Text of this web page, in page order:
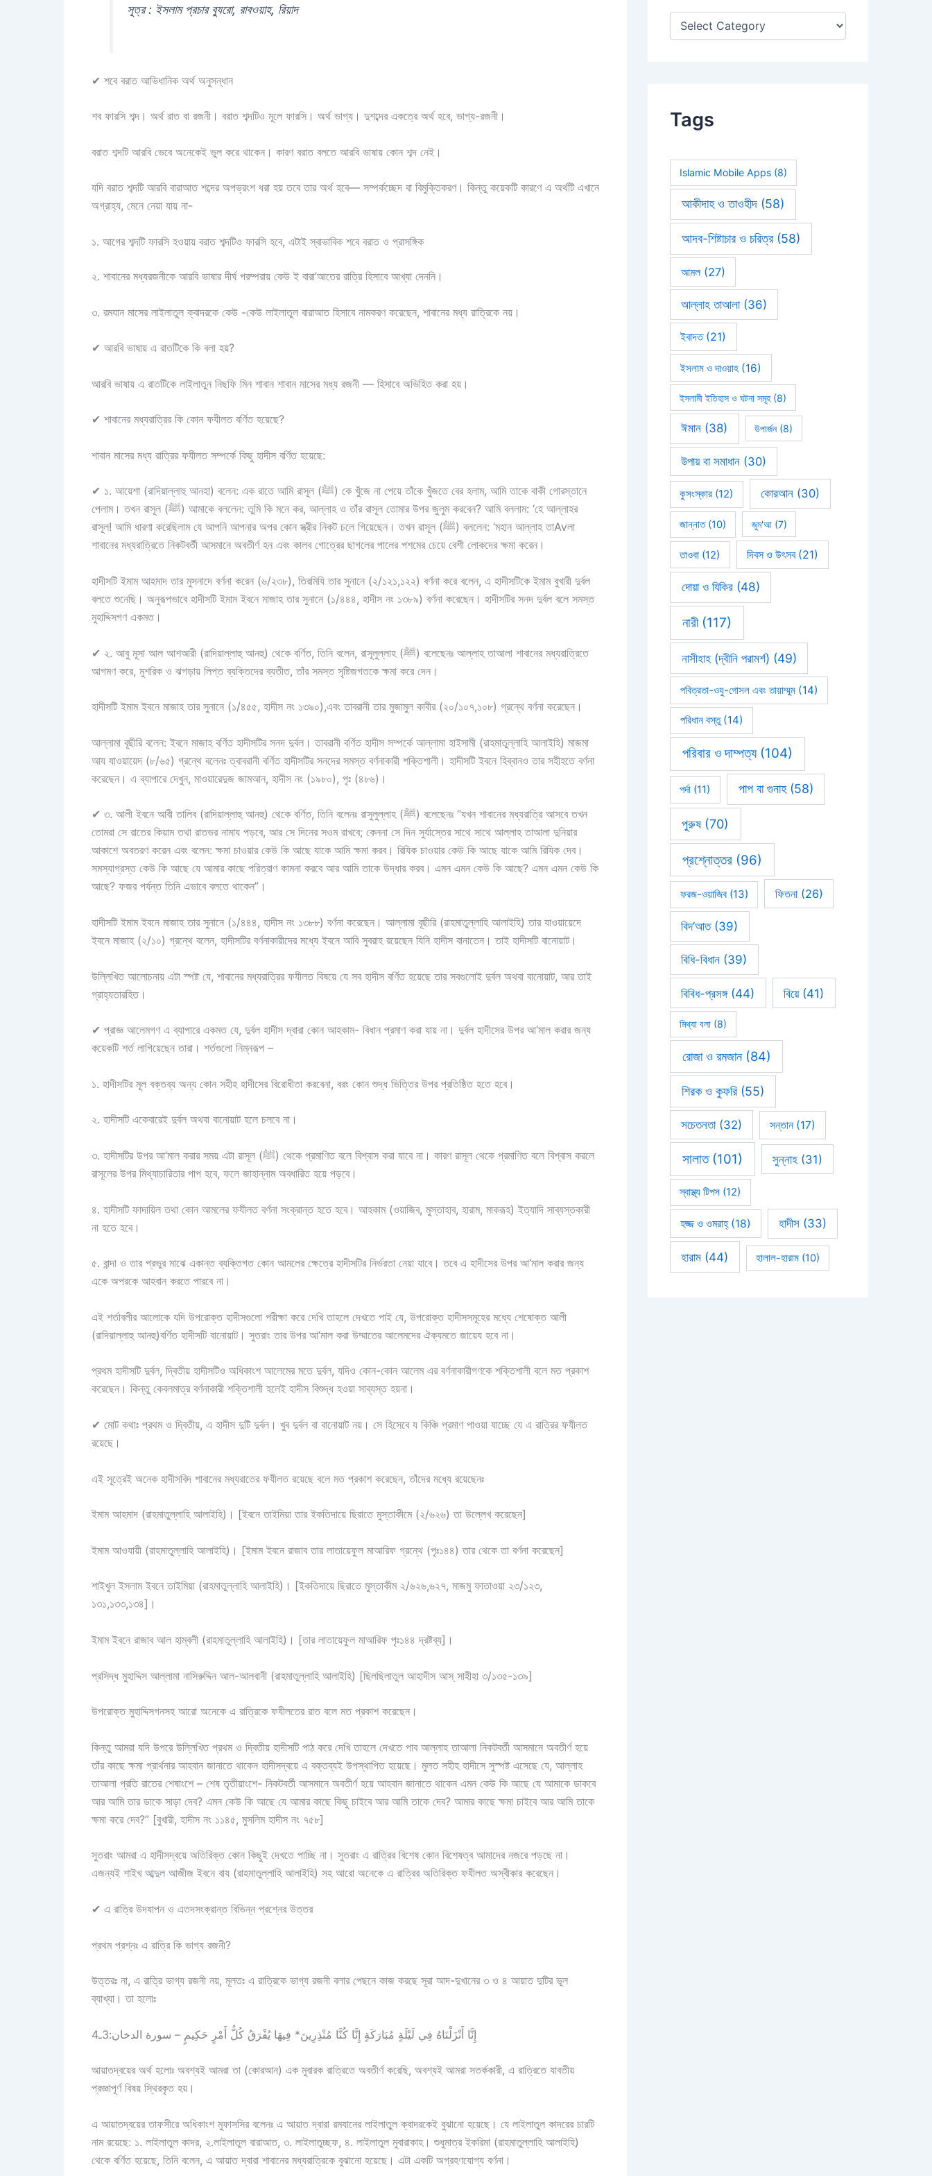
সূত্র : ইসলাম প্রচার ব্যুরো, রাবওয়াহ, রিয়াদ
✔ শবে বরাত আভিধানিক অর্থ অনুসন্ধান
শব ফারসি শব্দ। অর্থ রাত বা রজনী। বরাত শব্দটিও মূলে ফারসি। অর্থ ভাগ্য। দুশব্দের একত্রে অর্থ হবে, ভাগ্য-রজনী।
বরাত শব্দটি আরবি ভেবে অনেকেই ভুল করে থাকেন। কারণ বরাত বলতে আরবি ভাষায় কোন শব্দ নেই।
যদি বরাত শব্দটি আরবি বারাআত শব্দের অপভ্রংশ ধরা হয় তবে তার অর্থ হবে— সম্পর্কচ্ছেদ বা বিমুক্তিকরণ। কিন্তু কয়েকটি কারণে এ অর্থটি এখানে
অগ্রাহ্য, মেনে নেয়া যায় না-
১. আগের শব্দটি ফারসি হওয়ায় বরাত শব্দটিও ফারসি হবে, এটাই স্বাভাবিক শবে বরাত ও প্রাসঙ্গিক
২. শাবানের মধ্যরজনীকে আরবি ভাষার দীর্ঘ পরম্পরায় কেউ ই বারা’আতের রাত্রি হিসাবে আখ্যা দেননি।
৩. রমযান মাসের লাইলাতুল ক্বাদরকে কেউ -কেউ লাইলাতুল বারাআত হিসাবে নামকরণ করেছেন, শাবানের মধ্য রাত্রিকে নয়।
✔ আরবি ভাষায় এ রাতটিকে কি বলা হয়?
আরবি ভাষায় এ রাতটিকে লাইলাতুন নিছফি মিন শাবান শাবান মাসের মধ্য রজনী — হিসাবে অভিহিত করা হয়।
✔ শাবানের মধ্যরাত্রির কি কোন ফযীলত বর্ণিত হয়েছে?
শাবান মাসের মধ্য রাত্রির ফযীলত সম্পর্কে কিছু হাদীস বর্ণিত হয়েছে:
✔ ১. আয়েশা (রাদিয়াল্লাহু আনহা) বলেন: এক রাতে আমি রাসূল (ﷺ) কে খুঁজে না পেয়ে তাঁকে খুঁজতে বের হলাম, আমি তাকে বাকী গোরস্তানে
পেলাম। তখন রাসূল (ﷺ) আমাকে বললেন: তুমি কি মনে কর, আল্লাহ ও তাঁর রাসূল তোমার উপর জুলুম করবেন? আমি বললাম: ‘হে আল্লাহর
রাসূল! আমি ধারণা করেছিলাম যে আপনি আপনার অপর কোন স্ত্রীর নিকট চলে গিয়েছেন। তখন রাসূল (ﷺ) বললেন: ‘মহান আল্লাহ তাAvলা
শাবানের মধ্যরাত্রিতে নিকটবর্তী আসমানে অবতীর্ণ হন এবং কালব গোত্রের ছাগলের পালের পশমের চেয়ে বেশী লোকদের ক্ষমা করেন।
হাদীসটি ইমাম আহমাদ তার মুসনাদে বর্ণনা করেন (৬/২৩৮), তিরমিযি তার সুনানে (২/১২১,১২২) বর্ণনা করে বলেন, এ হাদীসটিকে ইমাম বুখারী দুর্বল
বলতে শুনেছি। অনুরূপভাবে হাদীসটি ইমাম ইবনে মাজাহ তার সুনানে (১/৪৪৪, হাদীস নং ১৩৮৯) বর্ণনা করেছেন। হাদীসটির সনদ দুর্বল বলে সমস্ত
মুহাদ্দিসগণ একমত।
✔ ২. আবু মূসা আল আশআরী (রাদিয়াল্লাহু আনহু) থেকে বর্ণিত, তিনি বলেন, রাসূলুল্লাহ (ﷺ) বলেছেনঃ আল্লাহ তাআলা শাবানের মধ্যরাত্রিতে
আগমণ করে, মুশরিক ও ঝগড়ায় লিপ্ত ব্যক্তিদের ব্যতীত, তাঁর সমস্ত সৃষ্টিজগতকে ক্ষমা করে দেন।
হাদীসটি ইমাম ইবনে মাজাহ তার সুনানে (১/৪৫৫, হাদীস নং ১৩৯০),এবং তাবরানী তার মুজামুল কাবীর (২০/১০৭,১০৮) গ্রন্থে বর্ণনা করেছেন।
আল্লামা বূছীরি বলেন: ইবনে মাজাহ বর্ণিত হাদীসটির সনদ দুর্বল। তাবরানী বর্ণিত হাদীস সম্পর্কে আল্লামা হাইসামী (রাহমাতুল্লাহি আলাইহি) মাজমা
আয যাওয়ায়েদ (৮/৬৫) গ্রন্থে বলেনঃ ত্বাবরানী বর্ণিত হাদীসটির সনদের সমস্ত বর্ণনাকারী শক্তিশালী। হাদীসটি ইবনে হিব্বানও তার সহীহতে বর্ণনা
করেছেন। এ ব্যাপারে দেখুন, মাওয়ারেদুজ জামআন, হাদীস নং (১৯৮০), পৃঃ (৪৮৬)।
✔ ৩. আলী ইবনে আবী তালিব (রাদিয়াল্লাহু আনহু) থেকে বর্ণিত, তিনি বলেনঃ রাসুলুল্লাহ (ﷺ) বলেছেনঃ “যখন শাবানের মধ্যরাত্রি আসবে তখন
তোমরা সে রাতের কিয়াম তথা রাতভর নামায পড়বে, আর সে দিনের সওম রাখবে; কেননা সে দিন সুর্যাস্তের সাথে সাথে আল্লাহ তাআলা দুনিয়ার
আকাশে অবতরণ করেন এবং বলেন: ক্ষমা চাওয়ার কেউ কি আছে যাকে আমি ক্ষমা করব। রিযিক চাওয়ার কেউ কি আছে যাকে আমি রিযিক দেব।
সমস্যাগ্রস্ত কেউ কি আছে যে আমার কাছে পরিত্রাণ কামনা করবে আর আমি তাকে উদ্ধার করব। এমন এমন কেউ কি আছে? এমন এমন কেউ কি
আছে? ফজর পর্যন্ত তিনি এভাবে বলতে থাকেন”।
হাদীসটি ইমাম ইবনে মাজাহ তার সুনানে (১/৪৪৪, হাদীস নং ১৩৮৮) বর্ণনা করেছেন। আল্লামা বূছীরি (রাহমাতুল্লাহি আলাইহি) তার যাওয়ায়েদে
ইবনে মাজাহ (২/১০) গ্রন্থে বলেন, হাদীসটির বর্ণনাকারীদের মধ্যে ইবনে আবি সুবরাহ রয়েছেন যিনি হাদীস বানাতেন। তাই হাদীসটি বানোয়াট।
উল্লিখিত আলোচনায় এটা স্পষ্ট যে, শাবানের মধ্যরাত্রির ফযীলত বিষয়ে যে সব হাদীস বর্ণিত হয়েছে তার সবগুলোই দুর্বল অথবা বানোয়াট, আর তাই
গ্রাহ্যতারহিত।
✔ প্রাজ্ঞ আলেমগণ এ ব্যাপারে একমত যে, দুর্বল হাদীস দ্বারা কোন আহকাম- বিধান প্রমাণ করা যায় না। দুর্বল হাদীসের উপর আ‘মাল করার জন্য
কয়েকটি শর্ত লাগিয়েছেন তারা। শর্তগুলো নিম্নরূপ –
১. হাদীসটির মূল বক্তব্য অন্য কোন সহীহ হাদীসের বিরোধীতা করবেনা, বরং কোন শুদ্ধ ভিত্তির উপর প্রতিষ্ঠিত হতে হবে।
২. হাদীসটি একেবারেই দুর্বল অথবা বানোয়াট হলে চলবে না।
৩. হাদীসটির উপর আ‘মাল করার সময় এটা রাসূল (ﷺ) থেকে প্রমাণিত বলে বিশ্বাস করা যাবে না। কারণ রাসূল থেকে প্রমাণিত বলে বিশ্বাস করলে
রাসূলের উপর মিথ্যাচারিতার পাপ হবে, ফলে জাহান্নাম অবধারিত হয়ে পড়বে।
৪. হাদীসটি ফাদায়িল তথা কোন আমলের ফযীলত বর্ণনা সংক্রান্ত হতে হবে। আহকাম (ওয়াজিব, মুস্তাহাব, হারাম, মাকরূহ) ইত্যাদি সাব্যস্তকারী
না হতে হবে।
৫. বান্দা ও তার প্রভুর মাঝে একান্ত ব্যক্তিগত কোন আমলের ক্ষেত্রে হাদীসটির নির্ভরতা নেয়া যাবে। তবে এ হাদীসের উপর আ‘মাল করার জন্য
একে অপরকে আহবান করতে পারবে না।
এই শর্তাবলীর আলোকে যদি উপরোক্ত হাদীসগুলো পরীক্ষা করে দেখি তাহলে দেখতে পাই যে, উপরোক্ত হাদীসসমূহের মধ্যে শেষোক্ত আলী
(রাদিয়াল্লাহু আনহু)বর্ণিত হাদীসটি বানোয়াট। সুতরাং তার উপর আ‘মাল করা উম্মাতের আলেমদের ঐক্যমতে জায়েয হবে না।
প্রথম হাদীসটি দুর্বল, দ্বিতীয় হাদীসটিও অধিকাংশ আলেমের মতে দুর্বল, যদিও কোন-কোন আলেম এর বর্ণনাকারীগণকে শক্তিশালী বলে মত প্রকাশ
করেছেন। কিন্তু কেবলমাত্র বর্ণনাকারী শক্তিশালী হলেই হাদীস বিশুদ্ধ হওয়া সাব্যস্ত হয়না।
✔ মোট কথাঃ প্রথম ও দ্বিতীয়, এ হাদীস দুটি দুর্বল। খুব দুর্বল বা বানোয়াট নয়। সে হিসেবে য কিঞ্চি প্রমাণ পাওয়া যাচ্ছে যে এ রাত্রির ফযীলত
রয়েছে।
এই সূত্রেই অনেক হাদীসবিদ শাবানের মধ্যরাতের ফযীলত রয়েছে বলে মত প্রকাশ করেছেন, তাঁদের মধ্যে রয়েছেনঃ
ইমাম আহমাদ (রাহমাতুল্লাহি আলাইহি)। [ইবনে তাইমিয়া তার ইকতিদায়ে ছিরাতে মুস্তাকীমে (২/৬২৬) তা উল্লেখ করেছেন]
ইমাম আওযায়ী (রাহমাতুল্লাহি আলাইহি)। [ইমাম ইবনে রাজাব তার লাতায়েফুল মাআরিফ গ্রন্থে (পৃঃ১৪৪) তার থেকে তা বর্ণনা করেছেন]
শাইখুল ইসলাম ইবনে তাইমিয়া (রাহমাতুল্লাহি আলাইহি)। [ইকতিদায়ে ছিরাতে মুস্তাকীম ২/৬২৬,৬২৭, মাজমু ফাতাওয়া ২৩/১২৩,
১৩১,১৩৩,১৩৪]।
ইমাম ইবনে রাজাব আল হাম্বলী (রাহমাতুল্লাহি আলাইহি)। [তার লাতায়েফুল মাআরিফ পৃঃ১৪৪ দ্রষ্টব্য]।
প্রসিদ্ধ মুহাদ্দিস আল্লামা নাসিরুদ্দিন আল-আলবানী (রাহমাতুল্লাহি আলাইহি) [ছিলছিলাতুল আহাদীস আস্ সাহীহা ৩/১৩৫-১৩৯]
উপরোক্ত মুহাদ্দিসগনসহ আরো অনেকে এ রাত্রিকে ফযীলতের রাত বলে মত প্রকাশ করেছেন।
কিন্তু আমরা যদি উপরে উল্লিখিত প্রথম ও দ্বিতীয় হাদীসটি পাঠ করে দেখি তাহলে দেখতে পাব আল্লাহ তাআলা নিকটবর্তী আসমানে অবতীর্ণ হয়ে
তাঁর কাছে ক্ষমা প্রার্থনার আহবান জানাতে থাকেন হাদীসদ্বয়ে এ বক্তব্যই উপস্থাপিত হয়েছে। মুলত সহীহ হাদীসে সুস্পষ্ট এসেছে যে, আল্লাহ
তাআলা প্রতি রাতের শেষাংশে – শেষ তৃতীয়াংশে- নিকটবর্তী আসমানে অবতীর্ণ হয়ে আহবান জানাতে থাকেন এমন কেউ কি আছে যে আমাকে ডাকবে
আর আমি তার ডাকে সাড়া দেব? এমন কেউ কি আছে যে আমার কাছে কিছু চাইবে আর আমি তাকে দেব? আমার কাছে ক্ষমা চাইবে আর আমি তাকে
ক্ষমা করে দেব?” [বুখারী, হাদীস নং ১১৪৫, মুসলিম হাদীস নং ৭৫৮]
সুতরাং আমরা এ হাদীসদ্বয়ে অতিরিক্ত কোন কিছুই দেখতে পাচ্ছি না। সুতরাং এ রাত্রির বিশেষ কোন বিশেষত্ব আমাদের নজরে পড়ছে না।
এজন্যই শাইখ আব্দুল আজীজ ইবনে বায (রাহমাতুল্লাহি আলাইহি) সহ আরো অনেকে এ রাত্রির অতিরিক্ত ফযীলত অস্বীকার করেছেন।
✔ এ রাত্রি উদযাপন ও এতদসংক্রান্ত বিভিন্ন প্রশ্নের উত্তর
প্রথম প্রশ্নঃ এ রাত্রি কি ভাগ্য রজনী?
উত্তরঃ না, এ রাত্রি ভাগ্য রজনী নয়, মূলতঃ এ রাত্রিকে ভাগ্য রজনী বলার পেছনে কাজ করছে সূরা আদ-দুখানের ৩ ও ৪ আয়াত দুটির ভূল
ব্যাখ্যা। তা হলোঃ
إِنَّا أَنْزَلْنَاهُ فِي لَيْلَةٍ مُبَارَكَةٍ إِنَّا كُنَّا مُنْذِرِينَ* فِيهَا يُفْرَقُ كُلُّ أَمْرٍ حَكِيمٍ – سورة الدخان:3ـ4
আয়াতদ্বয়ের অর্থ হলোঃ অবশ্যই আমরা তা (কোরআন) এক মুবারক রাত্রিতে অবতীর্ণ করেছি, অবশ্যই আমরা সতর্ককারী, এ রাত্রিতে যাবতীয়
প্রজ্ঞাপূর্ণ বিষয় স্থিরকৃত হয়।
এ আয়াতদ্বয়ের তাফসীরে অধিকাংশ মুফাসসির বলেনঃ এ আয়াত দ্বারা রমযানের লাইলাতুল ক্বাদরকেই বুঝানো হয়েছে। যে লাইলাতুল কাদরের চারটি
নাম রয়েছে: ১. লাইলাতুল কাদর, ২.লাইলাতুল বারাআত, ৩. লাইলাতুচ্ছফ, ৪. লাইলাতুল মুবারাকাহ। শুধুমাত্র ইকরিমা (রাহমাতুল্লাহি আলাইহি)
থেকে বর্ণিত হয়েছে, তিনি বলেন, এ আয়াত দ্বারা শাবানের মধ্যরাত্রিকে বুঝানো হয়েছে। এটা একটি অগ্রহণযোগ্য বর্ণনা।
:
Tags
Islamic Mobile Apps(8)
আকীদাহ ও তাওহীদ(58)
আদব-শিষ্টাচার ও চরিত্র(58)
আমল(27)
আল্লাহ তাআলা(36)
ইবাদত(21)
ইসলাম ও দাওয়াহ(16)
ইসলামী ইতিহাস ও ঘটনা সমূহ(8)
ঈমান (38) উপার্জন(8)
উপায় বা সমাধান(30)
কুসংস্কার (12) কোরআন(30)
জান্নাত(10) জুম'আ(7)
তাওবা (12) দিবস ও উৎসব(21)
দোয়া ও যিকির(48)
নারী(117)
নাসীহাহ (দ্বীনি পরামর্শ) (49)
পবিত্রতা-ওযু-গোসল এবং তায়াম্মুম(14)
পরিধান বস্তু(14)
পরিবার ও দাম্পত্য(104)
পর্দা (11) পাপ বা গুনাহ(58)
পুরুষ (70)
প্রশ্নোত্তর(96)
ফরজ-ওয়াজিব(13) ফিতনা(26)
বিদ’আত(39)
বিধি-বিধান (39)
বিবিধ-প্রসঙ্গ(44) বিয়ে(41)
মিথ্যা বলা(8)
রোজা ও রমজান(84)
শিরক ও কুফরি(55)
সচেতনতা(32) সন্তান(17)
সালাত(101) সুন্নাহ(31)
স্বাস্থ্য টিপস (12)
হজ্জ ও ওমরাহ্‌(18) হাদীস (33)
হারাম (44) হালাল-হারাম (10)